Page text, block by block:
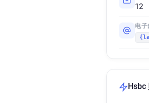
12
电
Hsbc